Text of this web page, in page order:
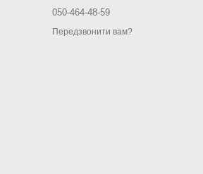
050-464-48-59
Передзвонити вам?